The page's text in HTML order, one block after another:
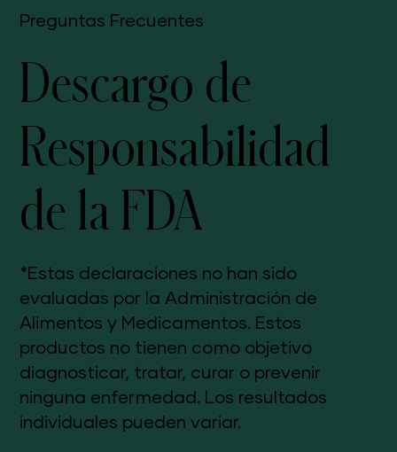
Descargo de
Responsabilidad
de la FDA
*Estas declaraciones no han sido
evaluadas por la Administración de
Alimentos y Medicamentos. Estos
productos no tienen como objetivo
diagnosticar, tratar, curar o prevenir
ninguna enfermedad. Los resultados
individuales pueden variar.
Preguntas Frecuentes